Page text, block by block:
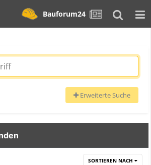
Bauforum24
Erweiterte Suche
SORTIEREN NACH